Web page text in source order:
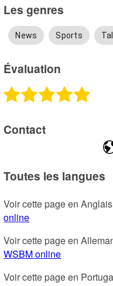
Les genres
News Sports
Évaluation
Contact
Toutes les langues
Voir cette page en
online
Voir cette page en
WSBM online
Voir cette page en